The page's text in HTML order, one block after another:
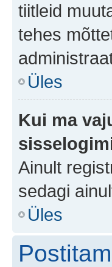
tiitleid
tehes
Üles
Kui ma
Ainult
sedagi
Üles